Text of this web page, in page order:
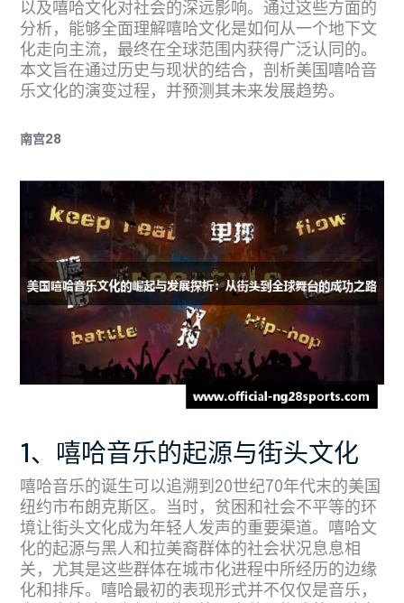
以及嘻哈文化对社会的深远影响。通过这些方面的
分析，能够全面理解嘻哈文化是如何从一个地下文
化走向主流，最终在全球范围内获得广泛认同的。
本文旨在通过历史与现状的结合，剖析美国嘻哈音
乐文化的演变过程，并预测其未来发展趋势。
南宫28
1、嘻哈音乐的起源与街头文化
嘻哈音乐的诞生可以追溯到20世纪70年代末的美国
纽约市布朗克斯区。当时，贫困和社会不平等的环
境让街头文化成为年轻人发声的重要渠道。嘻哈文
化的起源与黑人和拉美裔群体的社会状况息息相
关，尤其是这些群体在城市化进程中所经历的边缘
化和排斥。嘻哈最初的表现形式并不仅仅是音乐，